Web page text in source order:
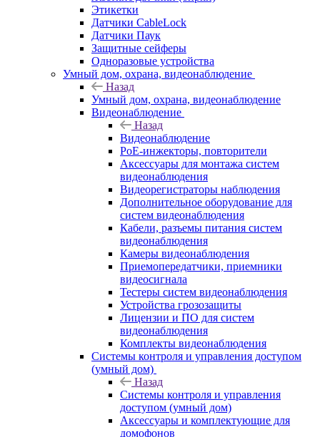
Этикетки
Датчики CableLock
Датчики Паук
Защитные сейферы
Одноразовые устройства
Умный дом, охрана, видеонаблюдение
Назад
Умный дом, охрана, видеонаблюдение
Видеонаблюдение
Назад
Видеонаблюдение
PoE-инжекторы, повторители
Аксессуары для монтажа систем
видеонаблюдения
Видеорегистраторы наблюдения
Дополнительное оборудование для
систем видеонаблюдения
Кабели, разъемы питания систем
видеонаблюдения
Камеры видеонаблюдения
Приемопередатчики, приемники
видеосигнала
Тестеры систем видеонаблюдения
Устройства грозозащиты
Лицензии и ПО для систем
видеонаблюдения
Комплекты видеонаблюдения
Системы контроля и управления доступом
(умный дом)
Назад
Системы контроля и управления
доступом (умный дом)
Аксессуары и комплектующие для
домофонов